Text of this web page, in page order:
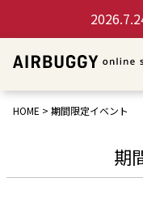
HOME 期間限定イベント
期